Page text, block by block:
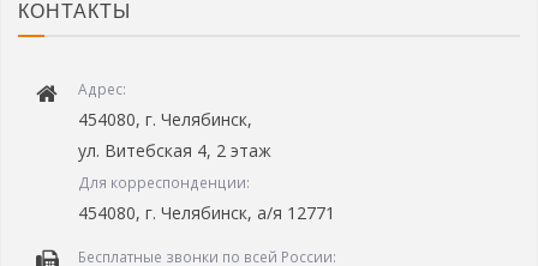
КОНТАКТЫ
Адрес:
454080, г. Челябинск,
ул. Витебская 4, 2 этаж
Для корреспонденции:
454080, г. Челябинск, а/я 12771
Бесплатные звонки по всей России: